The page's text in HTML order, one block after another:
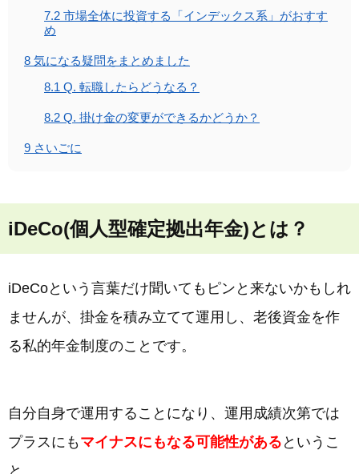
7.2 市場全体に投資する「インデックス系」がおすす
め
8 気になる疑問をまとめました
8.1 Q. 転職したらどうなる？
8.2 Q. 掛け金の変更ができるかどうか？
9 さいごに
iDeCo(個人型確定拠出年金)とは？
iDeCoという言葉だけ聞いてもピンと来ないかもしれ
ませんが、掛金を積み立てて運用し、老後資金を作
る私的年金制度のことです。
自分自身で運用することになり、運用成績次第では
プラスにも マイナスにもなる可能性がある というこ
と。